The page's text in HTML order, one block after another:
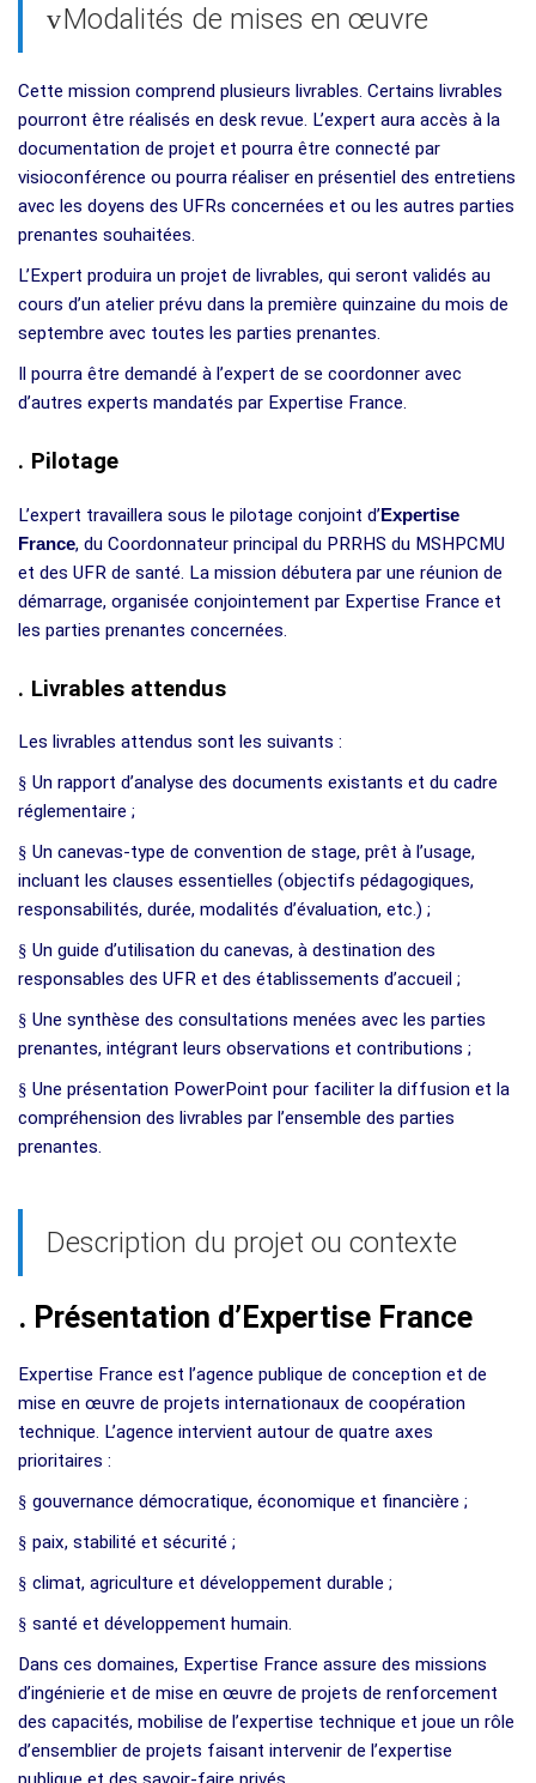
vModalités de mises en œuvre
Cette mission comprend plusieurs livrables. Certains livrables
pourront être réalisés en desk revue. L’expert aura accès à la
documentation de projet et pourra être connecté par
visioconférence ou pourra réaliser en présentiel des entretiens
avec les doyens des UFRs concernées et ou les autres parties
prenantes souhaitées.
L’Expert produira un projet de livrables, qui seront validés au
cours d’un atelier prévu dans la première quinzaine du mois de
septembre avec toutes les parties prenantes.
Il pourra être demandé à l’expert de se coordonner avec
d’autres experts mandatés par Expertise France.
. Pilotage
L’expert travaillera sous le pilotage conjoint d’Expertise
France, du Coordonnateur principal du PRRHS du MSHPCMU
et des UFR de santé. La mission débutera par une réunion de
démarrage, organisée conjointement par Expertise France et
les parties prenantes concernées.
. Livrables attendus
Les livrables attendus sont les suivants :
§ Un rapport d’analyse des documents existants et du cadre
réglementaire ;
§ Un canevas-type de convention de stage, prêt à l’usage,
incluant les clauses essentielles (objectifs pédagogiques,
responsabilités, durée, modalités d’évaluation, etc.) ;
§ Un guide d’utilisation du canevas, à destination des
responsables des UFR et des établissements d’accueil ;
§ Une synthèse des consultations menées avec les parties
prenantes, intégrant leurs observations et contributions ;
§ Une présentation PowerPoint pour faciliter la diffusion et la
compréhension des livrables par l’ensemble des parties
prenantes.
Description du projet ou contexte
. Présentation d’Expertise France
Expertise France est l’agence publique de conception et de
mise en œuvre de projets internationaux de coopération
technique. L’agence intervient autour de quatre axes
prioritaires :
§ gouvernance démocratique, économique et financière ;
§ paix, stabilité et sécurité ;
§ climat, agriculture et développement durable ;
§ santé et développement humain.
Dans ces domaines, Expertise France assure des missions
d’ingénierie et de mise en œuvre de projets de renforcement
des capacités, mobilise de l’expertise technique et joue un rôle
d’ensemblier de projets faisant intervenir de l’expertise